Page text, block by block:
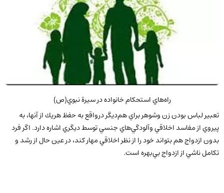
راه‌هاي استحكام خانواده در سيرة نبوي(ص)
تعبير لباس بودن زن وشوهر براي هم‌ديگر درواقع به حفظ هريك از آنها، به
پيروي از مفاسد اخلاقي وآلودگي‌هاي جنسي توسط ديگري اشاره دارد. اگر فرد
بدون ازدواج هم بتواند خود را از نظر اخلاقي مهار كند، در عين حال از رشد و
تكامل ناشي از ازدواج بي‌بهره است.